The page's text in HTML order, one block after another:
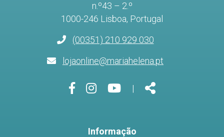
n.º43 – 2.º
1000-246 Lisboa, Portugal
(00351) 210 929 030
lojaonline@mariahelena.pt
PáginaPáginaPágina
| Share
Informação